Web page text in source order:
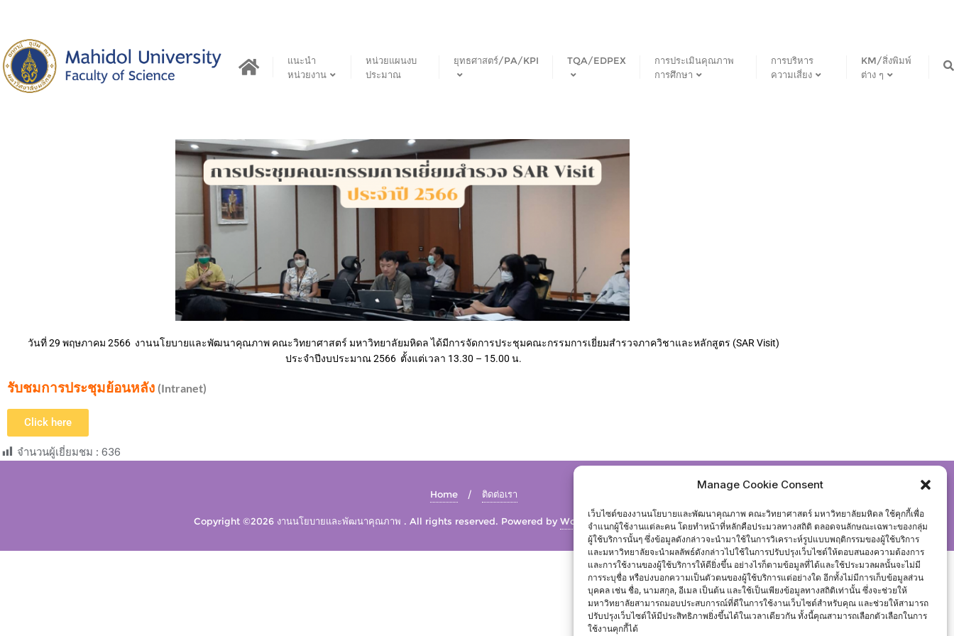
Manage Cookie Consent
เว็บไซต์ของงานนโยบายและพัฒนาคุณภาพ คณะวิทยาศาสตร์ มหาวิทยาลัยมหิดล ใช้คุกกี้เพื่อ
จำแนกผู้ใช้งานแต่ละคน โดยทำหน้าที่หลักคือประมวลทางสถิติ ตลอดจนลักษณะเฉพาะของกลุ่ม
ผู้ใช้บริการนั้นๆ ซึ่งข้อมูลดังกล่าวจะนำมาใช้ในการวิเคราะห์รูปแบบพฤติกรรมของผู้ใช้บริการ
และมหาวิทยาลัยจะนำผลลัพธ์ดังกล่าวไปใช้ในการปรับปรุงเว็บไซต์ให้ตอบสนองความต้องการ
และการใช้งานของผู้ใช้บริการให้ดียิ่งขึ้น อย่างไรก็ตามข้อมูลที่ได้และใช้ประมวลผลนั้นจะไม่มี
การระบุชื่อ หรือบ่งบอกความเป็นตัวตนของผู้ใช้บริการแต่อย่างใด อีกทั้งไม่มีการเก็บข้อมูลส่วน
บุคคล เช่น ชื่อ, นามสกุล, อีเมล เป็นต้น และใช้เป็นเพียงข้อมูลทางสถิติเท่านั้น ซึ่งจะช่วยให้
มหาวิทยาลัยสามารถมอบประสบการณ์ที่ดีในการใช้งานเว็บไซต์สำหรับคุณ และช่วยให้สามารถ
ปรับปรุงเว็บไซต์ให้มีประสิทธิภาพยิ่งขึ้นได้ในเวลาเดียวกัน ทั้งนี้คุณสามารถเลือกตัวเลือกในการ
ใช้งานคุกกี้ได้
แนะนำ
หน่วยงาน
หน่วยแผนงบ
ประมาณ
ยุทธศาสตร์/PA/KPI TQA/EDPEX
การประเมินคุณภาพ
การศึกษา
การบริหาร
ความเสี่ยง
KM/สิ่งพิมพ์
ต่าง ๆ
วันที่ 29 พฤษภาคม 2566 งานนโยบายและพัฒนาคุณภาพ คณะวิทยาศาสตร์ มหาวิทยาลัยมหิดล ได้มีการจัดการประชุมคณะกรรมการเยี่ยมสำรวจภาควิชาและหลักสูตร (SAR Visit)
ประจำปีงบประมาณ 2566 ตั้งแต่เวลา 13.30 – 15.00 น.
รับชมการประชุมย้อนหลัง (Intranet)
Click here
จำนวนผู้เยี่ยมชม : 636
Home ติดต่อเรา
Copyright ©2026 งานนโยบายและพัฒนาคุณภาพ . All rights reserved. Powered by WordPress &Designed by Bizberg Themes